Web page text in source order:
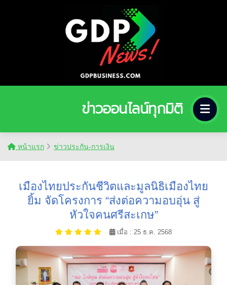
ข่าวออนไลน์ทุกมิติ
หน้าแรก ข่าวประกัน-การเงิน
เมืองไทยประกันชีวิตและมูลนิธิเมืองไทย
ยิ้ม จัดโครงการ “ส่งต่อความอบอุ่น สู่
หัวใจคนศรีสะเกษ”
เมื่อ : 25 ธ.ค. 2568